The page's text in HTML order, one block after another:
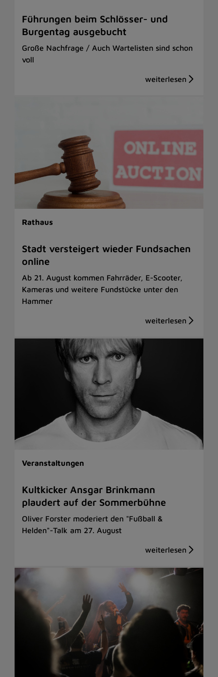
Führungen beim Schlösser- und
Burgentag ausgebucht
Große Nachfrage / Auch Wartelisten sind schon
voll
Rathaus
Stadt versteigert wieder Fundsachen
online
Ab 21. August kommen Fahrräder, E-Scooter,
Kameras und weitere Fundstücke unter den
Hammer
Veranstaltungen
Kultkicker Ansgar Brinkmann
plaudert auf der Sommerbühne
Oliver Forster moderiert den "Fußball &
Helden"-Talk am 27. August